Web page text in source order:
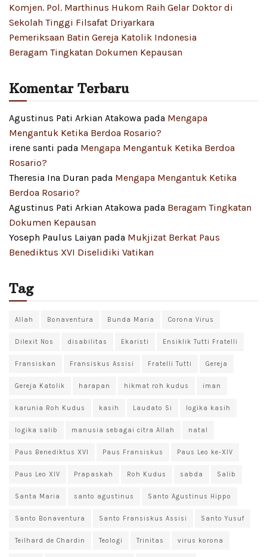
Komjen. Pol. Marthinus Hukom Raih Gelar Doktor di
Sekolah Tinggi Filsafat Driyarkara
Pemeriksaan Batin Gereja Katolik Indonesia
Beragam Tingkatan Dokumen Kepausan
Komentar Terbaru
Agustinus Pati Arkian Atakowa pada Mengapa
Mengantuk Ketika Berdoa Rosario?
irene santi pada Mengapa Mengantuk Ketika Berdoa
Rosario?
Theresia Ina Duran pada Mengapa Mengantuk Ketika
Berdoa Rosario?
Agustinus Pati Arkian Atakowa pada Beragam Tingkatan
Dokumen Kepausan
Yoseph Paulus Laiyan pada Mukjizat Berkat Paus
Benediktus XVI Diselidiki Vatikan
Tag
Allah Bonaventura Bunda Maria Corona Virus
Dilexit Nos disabilitas Ekaristi Ensiklik Tutti Fratelli
Fransiskan Fransiskus Assisi Fratelli Tutti Gereja
Gereja Katolik harapan hikmat roh kudus iman
karunia Roh Kudus kasih Laudato Si logika kasih
logika salib manusia sebagai citra Allah natal
Paus Benediktus XVI Paus Fransiskus Paus Leo ke-XIV
Paus Leo XIV Prapaskah Roh Kudus sabda Salib
Santa Maria santo agustinus Santo Agustinus Hippo
Santo Bonaventura Santo Fransiskus Assisi Santo Yusuf
Teilhard de Chardin Teologi Trinitas virus korona